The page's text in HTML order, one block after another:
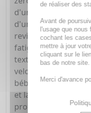
d'un soin hydratant
d'un perfecteur de
revitalise la peau,
fatigue et affine
texture légère
velouté, unifié,
bébé'. Elle floute
et laisse un éclat
protégeant la peau
de réaliser des
Avant de
l'usage que nous
cochant les
mettre à jour
cliquant sur le
bas de notre site.
Merci d'avance